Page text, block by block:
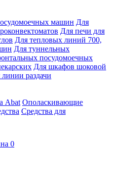
машин Для
Для печи для
Для тепловых линий 700,
Для туннельных
посудомоечных
Для шкафов шоковой
раздачи
Abat Ополаскивающие
Средства для
0